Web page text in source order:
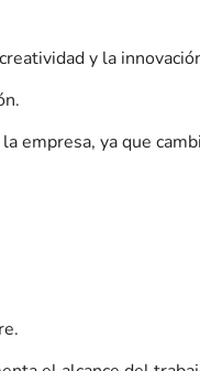
y la
empresa, ya que